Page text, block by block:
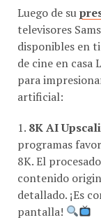
Luego de su
televisores
disponibles en
de cine en casa
para
artificial:
1. 8K AI
programas
8K. El
contenido
detallado. ¡Es
pantalla!